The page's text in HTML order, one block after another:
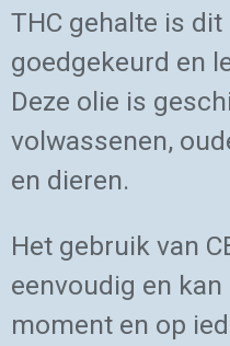
THC gehalte is
goedgekeurd en
Deze olie is
volwassenen,
en dieren.
Het gebruik van
eenvoudig en
moment en op